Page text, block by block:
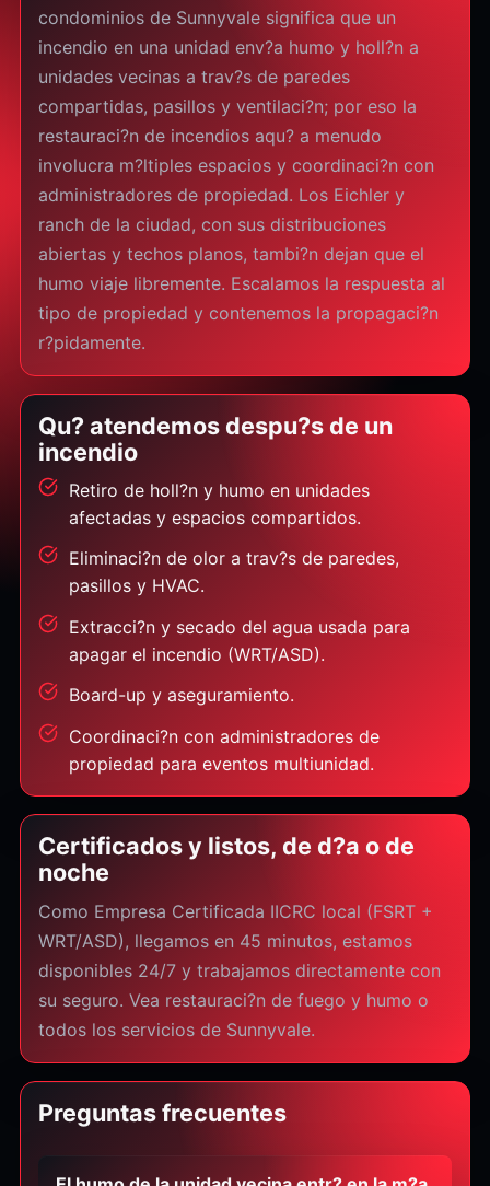
condominios de Sunnyvale significa que un
incendio en una unidad env?a humo y holl?n a
unidades vecinas a trav?s de paredes
compartidas, pasillos y ventilaci?n; por eso la
restauraci?n de incendios aqu? a menudo
involucra m?ltiples espacios y coordinaci?n con
administradores de propiedad. Los Eichler y
ranch de la ciudad, con sus distribuciones
abiertas y techos planos, tambi?n dejan que el
humo viaje libremente. Escalamos la respuesta al
tipo de propiedad y contenemos la propagaci?n
r?pidamente.
Qu? atendemos despu?s de un
incendio
Retiro de holl?n y humo en unidades
afectadas y espacios compartidos.
Eliminaci?n de olor a trav?s de paredes,
pasillos y HVAC.
Extracci?n y secado del agua usada para
apagar el incendio (WRT/ASD).
Board-up y aseguramiento.
Coordinaci?n con administradores de
propiedad para eventos multiunidad.
Certificados y listos, de d?a o de
noche
Como Empresa Certificada IICRC local (FSRT +
WRT/ASD), llegamos en 45 minutos, estamos
disponibles 24/7 y trabajamos directamente con
su seguro. Vea restauraci?n de fuego y humo o
todos los servicios de Sunnyvale.
Preguntas frecuentes